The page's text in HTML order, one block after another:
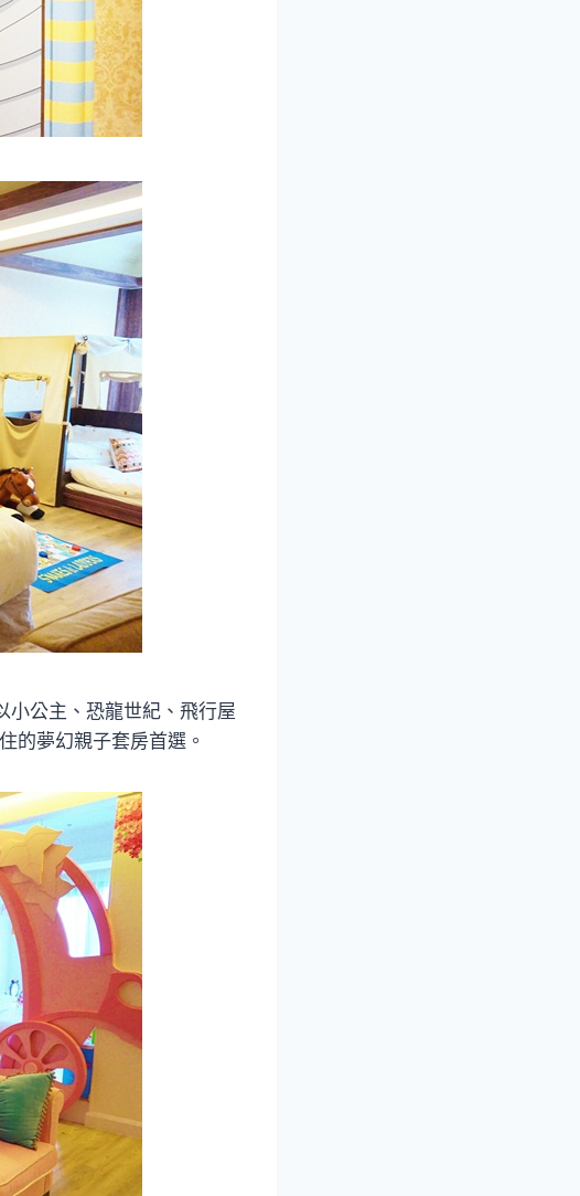
小公主、恐龍世紀、飛行屋
的夢幻親子套房首選。